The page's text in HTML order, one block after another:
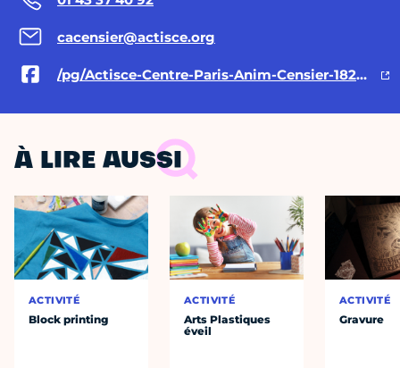
cacensier@actisce.org
/pg/Actisce-Centre-Paris-Anim-Censier-182530205117234/posts/
À LIRE AUSSI
ACTIVITÉ
Block printing
ACTIVITÉ
Arts Plastiques
éveil
ACTIVITÉ
Gravure